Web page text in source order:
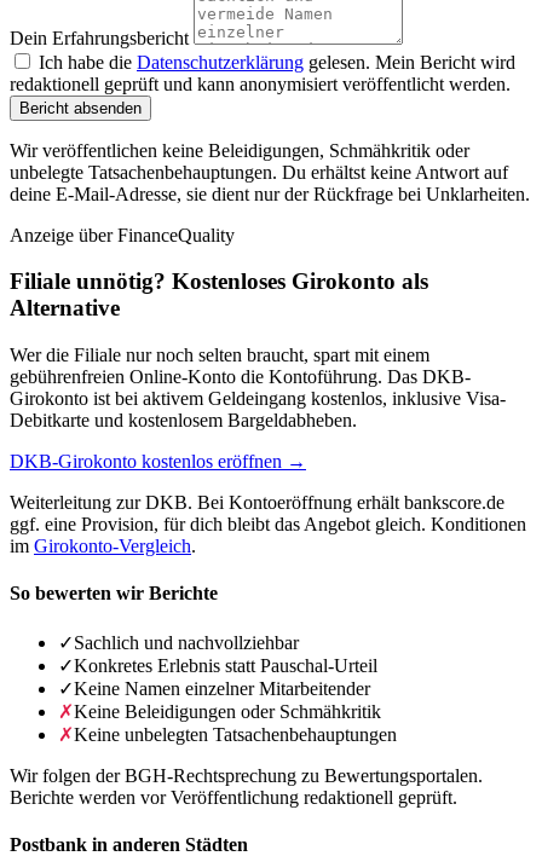
Dein Erfahrungsbericht
Ich habe die Datenschutzerklärung gelesen. Mein Bericht wird
redaktionell geprüft und kann anonymisiert veröffentlicht werden.
Bericht absenden
Wir veröffentlichen keine Beleidigungen, Schmähkritik oder
unbelegte Tatsachenbehauptungen. Du erhältst keine Antwort auf
deine E-Mail-Adresse, sie dient nur der Rückfrage bei Unklarheiten.
Anzeige über FinanceQuality
Filiale unnötig? Kostenloses Girokonto als
Alternative
Wer die Filiale nur noch selten braucht, spart mit einem
gebührenfreien Online-Konto die Kontoführung. Das DKB-
Girokonto ist bei aktivem Geldeingang kostenlos, inklusive Visa-
Debitkarte und kostenlosem Bargeldabheben.
DKB-Girokonto kostenlos eröffnen →
Weiterleitung zur DKB. Bei Kontoeröffnung erhält bankscore.de
ggf. eine Provision, für dich bleibt das Angebot gleich. Konditionen
im Girokonto-Vergleich.
So bewerten wir Berichte
✓Sachlich und nachvollziehbar
✓Konkretes Erlebnis statt Pauschal-Urteil
✓Keine Namen einzelner Mitarbeitender
✗Keine Beleidigungen oder Schmähkritik
✗Keine unbelegten Tatsachenbehauptungen
Wir folgen der BGH-Rechtsprechung zu Bewertungsportalen.
Berichte werden vor Veröffentlichung redaktionell geprüft.
Postbank in anderen Städten